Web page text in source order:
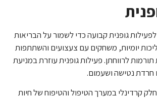
גופנית קבועה כדי לשמור על הבריאות
יומיות, משחקים עם צעצועים והשתתפות
תורמות לרווחתן. פעילות גופנית עוזרת במניעת
חרדת נטישה ושעמום.
קרדינלי במערך הטיפול והטיפוח של חיות